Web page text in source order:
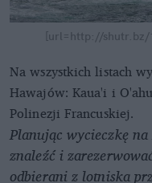
[url=http://shutr.bz/
Na wszystkich listach
Hawajów: Kaua'i i
Polinezji Francuskiej.
Planując wycieczkę
znaleźć i
odbierani z lotniska